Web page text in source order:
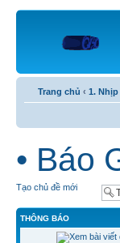
Trang chủ ‹ 1.
• Báo
Tạo chủ đề mới
THÔNG BÁO